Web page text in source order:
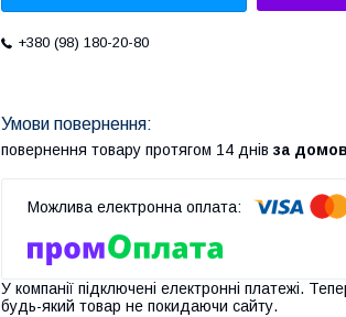
+380 (98) 180-20-80
повернення товару протягом 14 днів за
У компанії підключені електронні платежі.
будь-який товар не покидаючи сайту.